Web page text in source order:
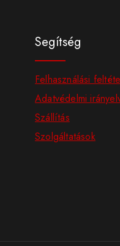
Segítség
Felhasználási
Adatvédelmi
Szállítás
Szolgáltatások